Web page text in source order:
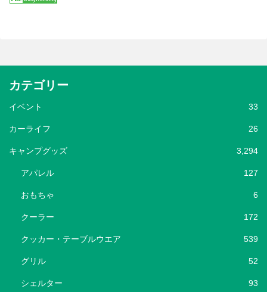
カテゴリー
イベント 33
カーライフ 26
キャンプグッズ 3,294
アパレル 127
おもちゃ 6
クーラー 172
クッカー・テーブルウエア 539
グリル 52
シェルター 93